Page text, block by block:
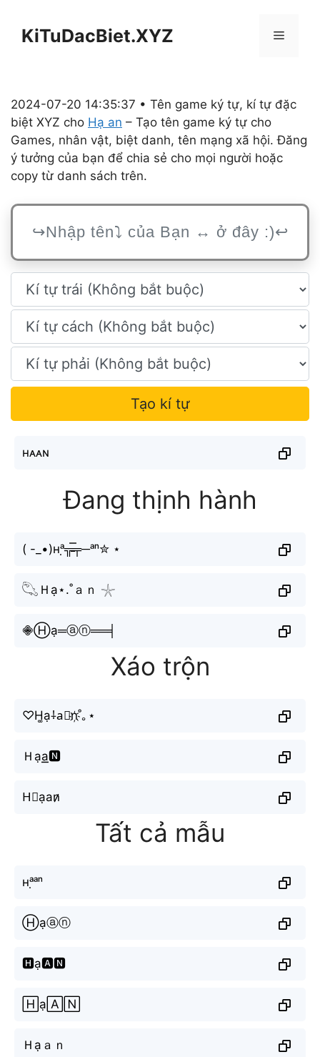
KiTuDacBiet.XYZ Menu
2024-07-20 14:35:37 • Tên game ký tự, kí tự đặc
biệt XYZ cho Hạ an – Tạo tên game ký tự cho
Games, nhân vật, biệt danh, tên mạng xã hội. Đăng
ý tưởng của bạn để chia sẻ cho mọi người hoặc
copy từ danh sách trên.
Tạo kí tự
нᴀᴀɴ
Đang thịnh hành
( -_•)ʜᵃ̣╦̵̵̿╤─ᵃⁿ✮ ⋆
𓆡Ｈạ⋆.˚ａｎ 𓇼
𖠁Ⓗạ═ⓐⓝ══╡
Xáo trộn
♡H͚ạ⸸a⃘n҉˚｡⋆
Ｈạa͟͟🅽
H⃟ạаn̷̷
Tất cả mẫu
ʜᵃ̣ᵃⁿ
Ⓗạⓐⓝ
🅷ạ🅰🅽
🄷ạ🄰🄽
Ｈạａｎ